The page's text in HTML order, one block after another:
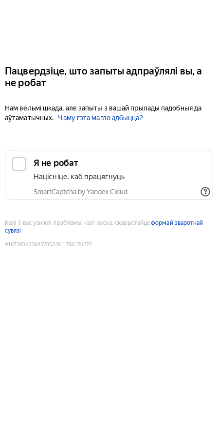
Пацвердзіце, што запыты адпраўлялі вы, а
не робат
Нам вельмі шкада, але запыты з вашай прылады падобныя да
аўтаматычных.
Чаму гэта магло адбыцца?
Я не робат
Націсніце, каб працягнуць
SmartCaptcha by Yandex Cloud
Калі ў вас узніклі праблемы, калі ласка, скарыстайцеформай зваротнай
сувязі
9187393423643785248:1786170272